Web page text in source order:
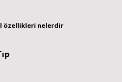
özellikleri nelerdir